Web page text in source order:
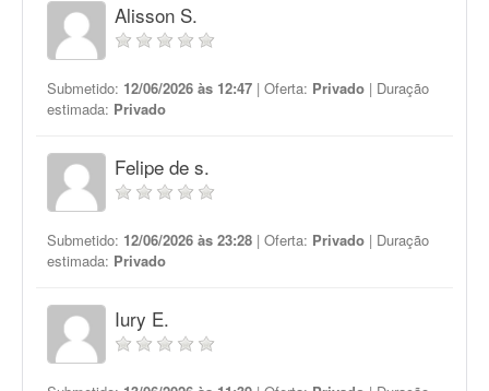
Alisson S.
Submetido: 12/06/2026 às 12:47 | Oferta: Privado | Duração
estimada: Privado
Felipe de s.
Submetido: 12/06/2026 às 23:28 | Oferta: Privado | Duração
estimada: Privado
Iury E.